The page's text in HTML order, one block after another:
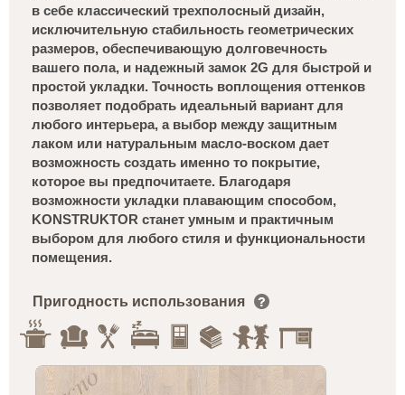
в себе классический трехполосный дизайн,
исключительную стабильность геометрических
размеров, обеспечивающую долговечность
вашего пола, и надежный замок 2G для быстрой и
простой укладки. Точность воплощения оттенков
позволяет подобрать идеальный вариант для
любого интерьера, а выбор между защитным
лаком или натуральным масло-воском дает
возможность создать именно то покрытие,
которое вы предпочитаете. Благодаря
возможности укладки плавающим способом,
KONSTRUKTOR станет умным и практичным
выбором для любого стиля и функциональности
помещения.
Пригодность использования